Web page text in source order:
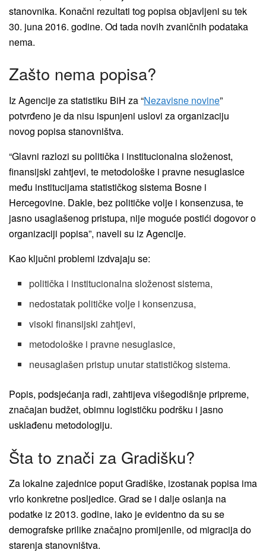
stanovnika. Konačni rezultati tog popisa objavljeni su tek
30. juna 2016. godine. Od tada novih zvaničnih podataka
nema.
Zašto nema popisa?
Iz Agencije za statistiku BiH za “Nezavisne novine”
potvrđeno je da nisu ispunjeni uslovi za organizaciju
novog popisa stanovništva.
“Glavni razlozi su politička i institucionalna složenost,
finansijski zahtjevi, te metodološke i pravne nesuglasice
među institucijama statističkog sistema Bosne i
Hercegovine. Dakle, bez političke volje i konsenzusa, te
jasno usaglašenog pristupa, nije moguće postići dogovor o
organizaciji popisa”, naveli su iz Agencije.
Kao ključni problemi izdvajaju se:
politička i institucionalna složenost sistema,
nedostatak političke volje i konsenzusa,
visoki finansijski zahtjevi,
metodološke i pravne nesuglasice,
neusaglašen pristup unutar statističkog sistema.
Popis, podsjećanja radi, zahtijeva višegodišnje pripreme,
značajan budžet, obimnu logističku podršku i jasno
usklađenu metodologiju.
Šta to znači za Gradišku?
Za lokalne zajednice poput Gradiške, izostanak popisa ima
vrlo konkretne posljedice. Grad se i dalje oslanja na
podatke iz 2013. godine, iako je evidentno da su se
demografske prilike značajno promijenile, od migracija do
starenja stanovništva.